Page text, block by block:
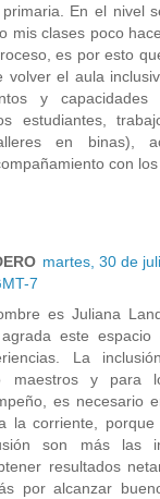
En el nivel
mis clases poco
es por esto
volver el aula
y
estudiantes,
en binas),
con los
martes, 30 de
7
es Juliana
este
La
maestros y para
es necesario
la corriente,
son más las
resultados
por alcanzar